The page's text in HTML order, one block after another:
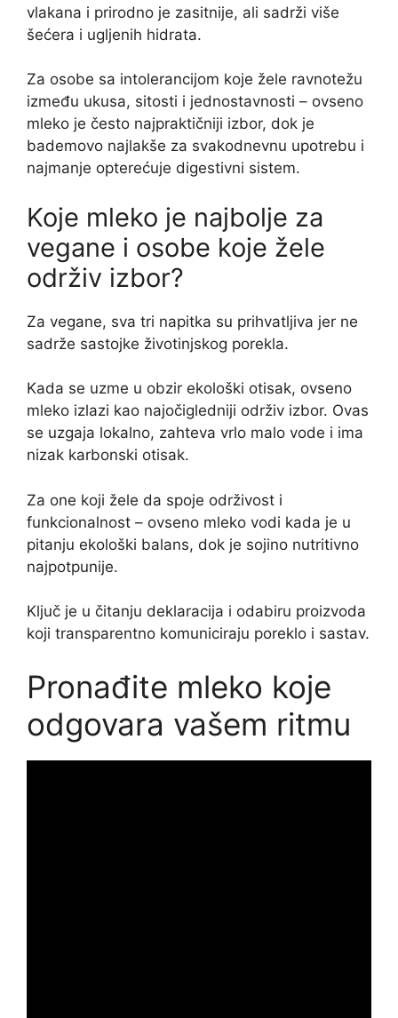
vlakana i prirodno je zasitnije, ali sadrži više
šećera i ugljenih hidrata.
Za osobe sa intolerancijom koje žele ravnotežu
između ukusa, sitosti i jednostavnosti – ovseno
mleko je često najpraktičniji izbor, dok je
bademovo najlakše za svakodnevnu upotrebu i
najmanje opterećuje digestivni sistem.
Koje mleko je najbolje za
vegane i osobe koje žele
održiv izbor?
Za vegane, sva tri napitka su prihvatljiva jer ne
sadrže sastojke životinjskog porekla.
Kada se uzme u obzir ekološki otisak, ovseno
mleko izlazi kao najočigledniji održiv izbor. Ovas
se uzgaja lokalno, zahteva vrlo malo vode i ima
nizak karbonski otisak.
Za one koji žele da spoje održivost i
funkcionalnost – ovseno mleko vodi kada je u
pitanju ekološki balans, dok je sojino nutritivno
najpotpunije.
Ključ je u čitanju deklaracija i odabiru proizvoda
koji transparentno komuniciraju poreklo i sastav.
Pronađite mleko koje
odgovara vašem ritmu